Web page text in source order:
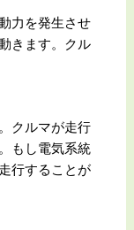
力を発生させ
きます。クル
クルマが走行
もし電気系統
行することが